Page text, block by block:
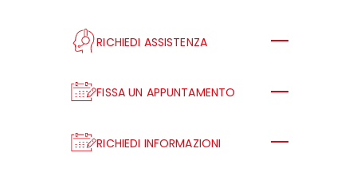
RICHIEDI ASSISTENZA
FISSA UN APPUNTAMENTO
RICHIEDI INFORMAZIONI